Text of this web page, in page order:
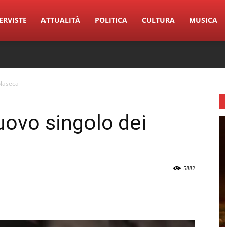
ATTUALITÀ POLITICA CULTURA MUSICA
singolo dei
5882